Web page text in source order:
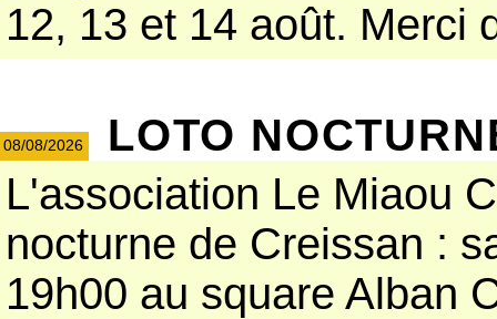
12, 13 et 14 août. Merci
08/08/2026
LOTO
L'association Le Miaou
nocturne de Creissan :
19h00 au square Alban